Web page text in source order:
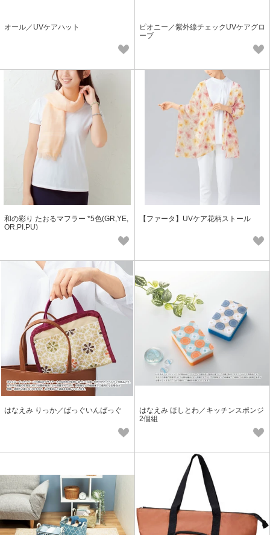
オール／UVケアハット
ピオニー／紫外線チェックUVケアグロ
ーブ
和の彩り たおるマフラー *5色(GR,YE,
OR,PI,PU)
【ファータ】UVケア花柄ストール
はなえみ りっか／ばっぐいんばっぐ
はなえみ ほしとわ／キッチンスポンジ
2個組